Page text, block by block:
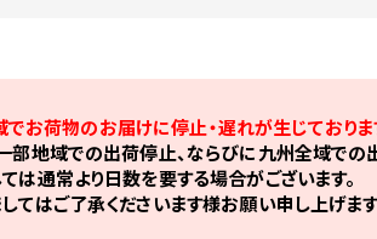
でお荷物のお届けに停止・遅れが生じておりま
地域での出荷停止、ならびに九州全域での
は通常より日数を要する場合がございます。
てはご了承くださいます様お願い申し上げます